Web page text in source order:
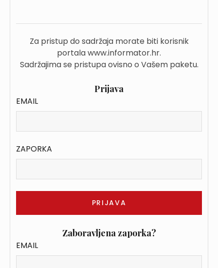
Za pristup do sadržaja morate biti korisnik
portala www.informator.hr.
Sadržajima se pristupa ovisno o Vašem paketu.
Prijava
EMAIL
ZAPORKA
Zaboravljena zaporka?
EMAIL